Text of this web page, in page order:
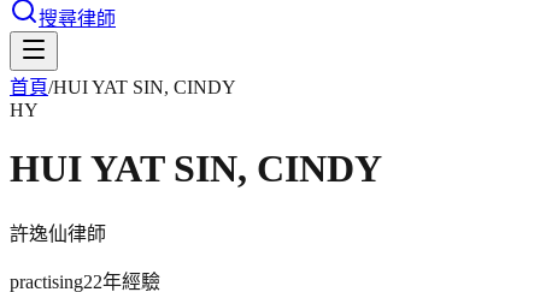
搜尋律師
首頁/HUI YAT SIN, CINDY
HY
HUI YAT SIN, CINDY
許逸仙律師
practising22年經驗